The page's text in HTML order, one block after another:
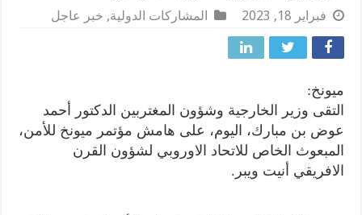
فبراير 18, 2023 المشاركات الدولية, خبر عاجل
ميونخ:
التقى وزير الخارجية وشؤون المغتربين الدكتور أحمد
عوض بن مبارك، اليوم، على هامش مؤتمر ميونخ للأمن،
المبعوث الخاص للاتحاد الاوروبي لشؤون القرن
الافريقي أنيت ويبر.